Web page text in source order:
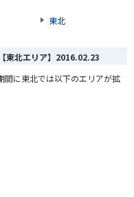
東北
北エリア】 2016.02.23
に東北では以下のエリアが拡